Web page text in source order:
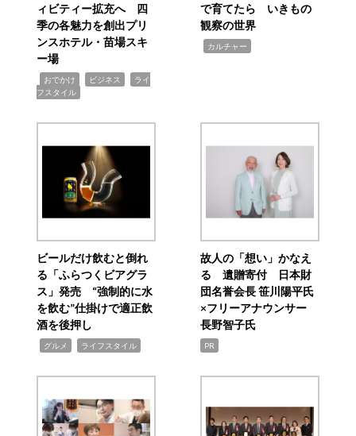
ィビティー拡充へ 四
季の各魅力を創出プリ
ンスホテル・苗場スキ
ー場
おでかけ ビジネス
ライ
フスタイル
で育てたら いきもの
観察の世界
カルチャー
ビールだけ飲むと倒れ
る「ふらつくビアグラ
ス」発売 “強制的に水
を飲む”仕掛けで適正飲
酒を後押し
グルメ ライフスタイル
故人の「想い」かなえ
る 遺贈寄付 日本財
団名誉会長 笹川陽平氏
×フリーアナウンサー
長野智子氏
PR